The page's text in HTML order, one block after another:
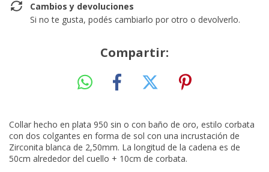
Cambios y devoluciones
Si no te gusta, podés cambiarlo por otro o devolverlo.
Compartir:
Collar hecho en plata 950 sin o con baño de oro, estilo corbata
con dos colgantes en forma de sol con una incrustación de
Zirconita blanca de 2,50mm. La longitud de la cadena es de
50cm alrededor del cuello + 10cm de corbata.